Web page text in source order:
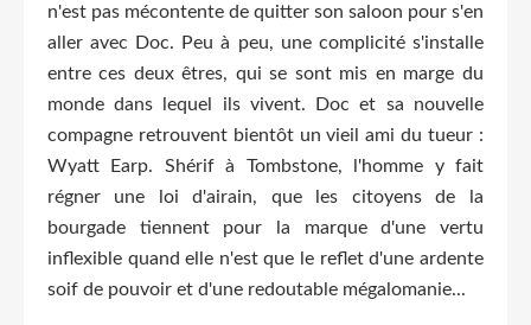
n'est pas mécontente de quitter son saloon pour s'en
aller avec Doc. Peu à peu, une complicité s'installe
entre ces deux êtres, qui se sont mis en marge du
monde dans lequel ils vivent. Doc et sa nouvelle
compagne retrouvent bientôt un vieil ami du tueur :
Wyatt Earp. Shérif à Tombstone, l'homme y fait
régner une loi d'airain, que les citoyens de la
bourgade tiennent pour la marque d'une vertu
inflexible quand elle n'est que le reflet d'une ardente
soif de pouvoir et d'une redoutable mégalomanie...